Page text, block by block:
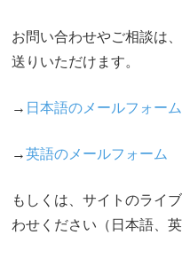
お問い合わせやご相談は
送りいただけます。
→ 日本語のメールフォーム
→英語のメールフォーム
もしくは、サイトのライ
わせください（日本語、英